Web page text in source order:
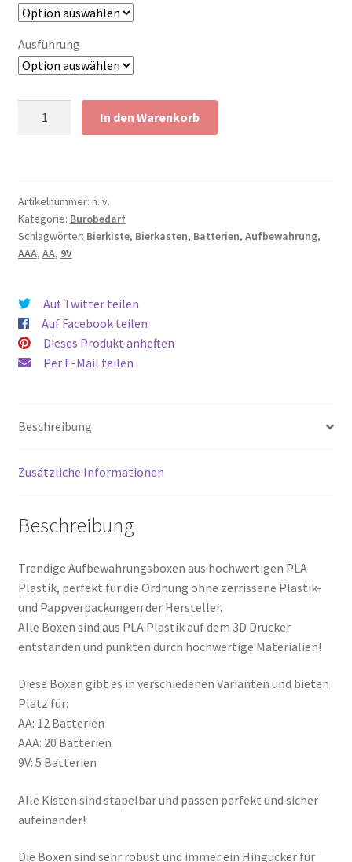
Ausführung
AA,
9V
Batterien
In den Warenkorb
Artikelnummer: n. v.
Kategorie: Bürobedarf
Schlagwörter: Bierkiste, Bierkasten, Batterien, Aufbewahrung,
AAA, AA, 9V
Auf Twitter teilen
Auf Facebook teilen
Dieses Produkt anheften
Per E-Mail teilen
Beschreibung
Zusätzliche Informationen
Beschreibung
Trendige Aufbewahrungsboxen aus hochwertigen PLA
Plastik, perfekt für die Ordnung ohne zerrissene Plastik-
und Pappverpackungen der Hersteller.
Alle Boxen sind aus PLA Plastik auf dem 3D Drucker
entstanden und punkten durch hochwertige Materialien!
Diese Boxen gibt es in verschiedenen Varianten und bieten
Platz für:
AA: 12 Batterien
AAA: 20 Batterien
9V: 5 Batterien
Alle Kisten sind stapelbar und passen perfekt und sicher
aufeinander!
Die Boxen sind sehr robust und immer ein Hingucker für